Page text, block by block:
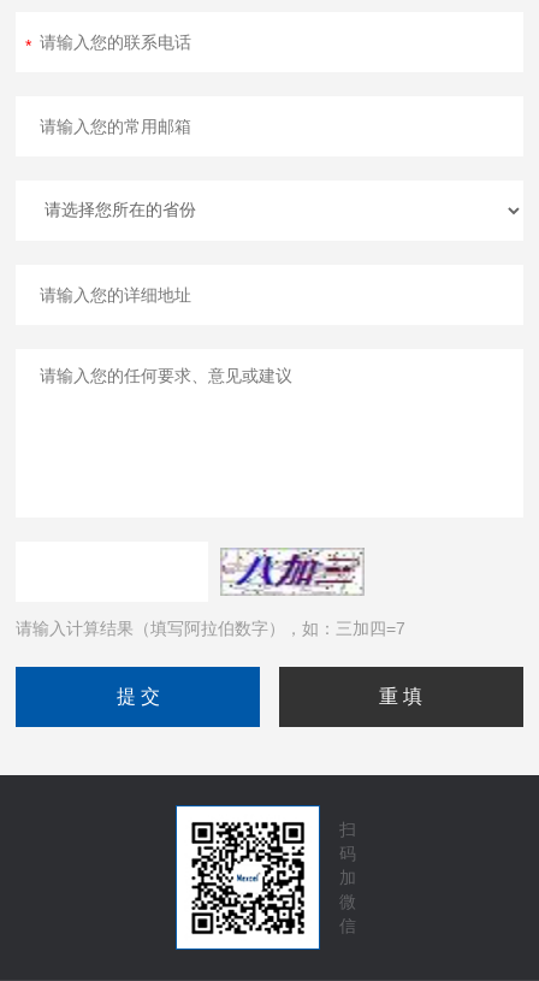
请输入计算结果（填写阿拉伯数字），如：三加四=7
扫
码
加
微
信